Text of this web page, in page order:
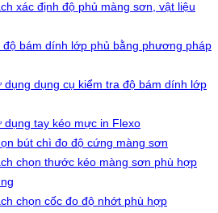
xác định độ phủ màng sơn, vật liệu
độ bám dính lớp phủ bằng phương pháp
dụng dụng cụ kiểm tra độ bám dính lớp
dụng tay kéo mực in Flexo
bút chì đo độ cứng màng sơn
chọn thước kéo màng sơn phù hợp
chọn cốc đo độ nhớt phù hợp